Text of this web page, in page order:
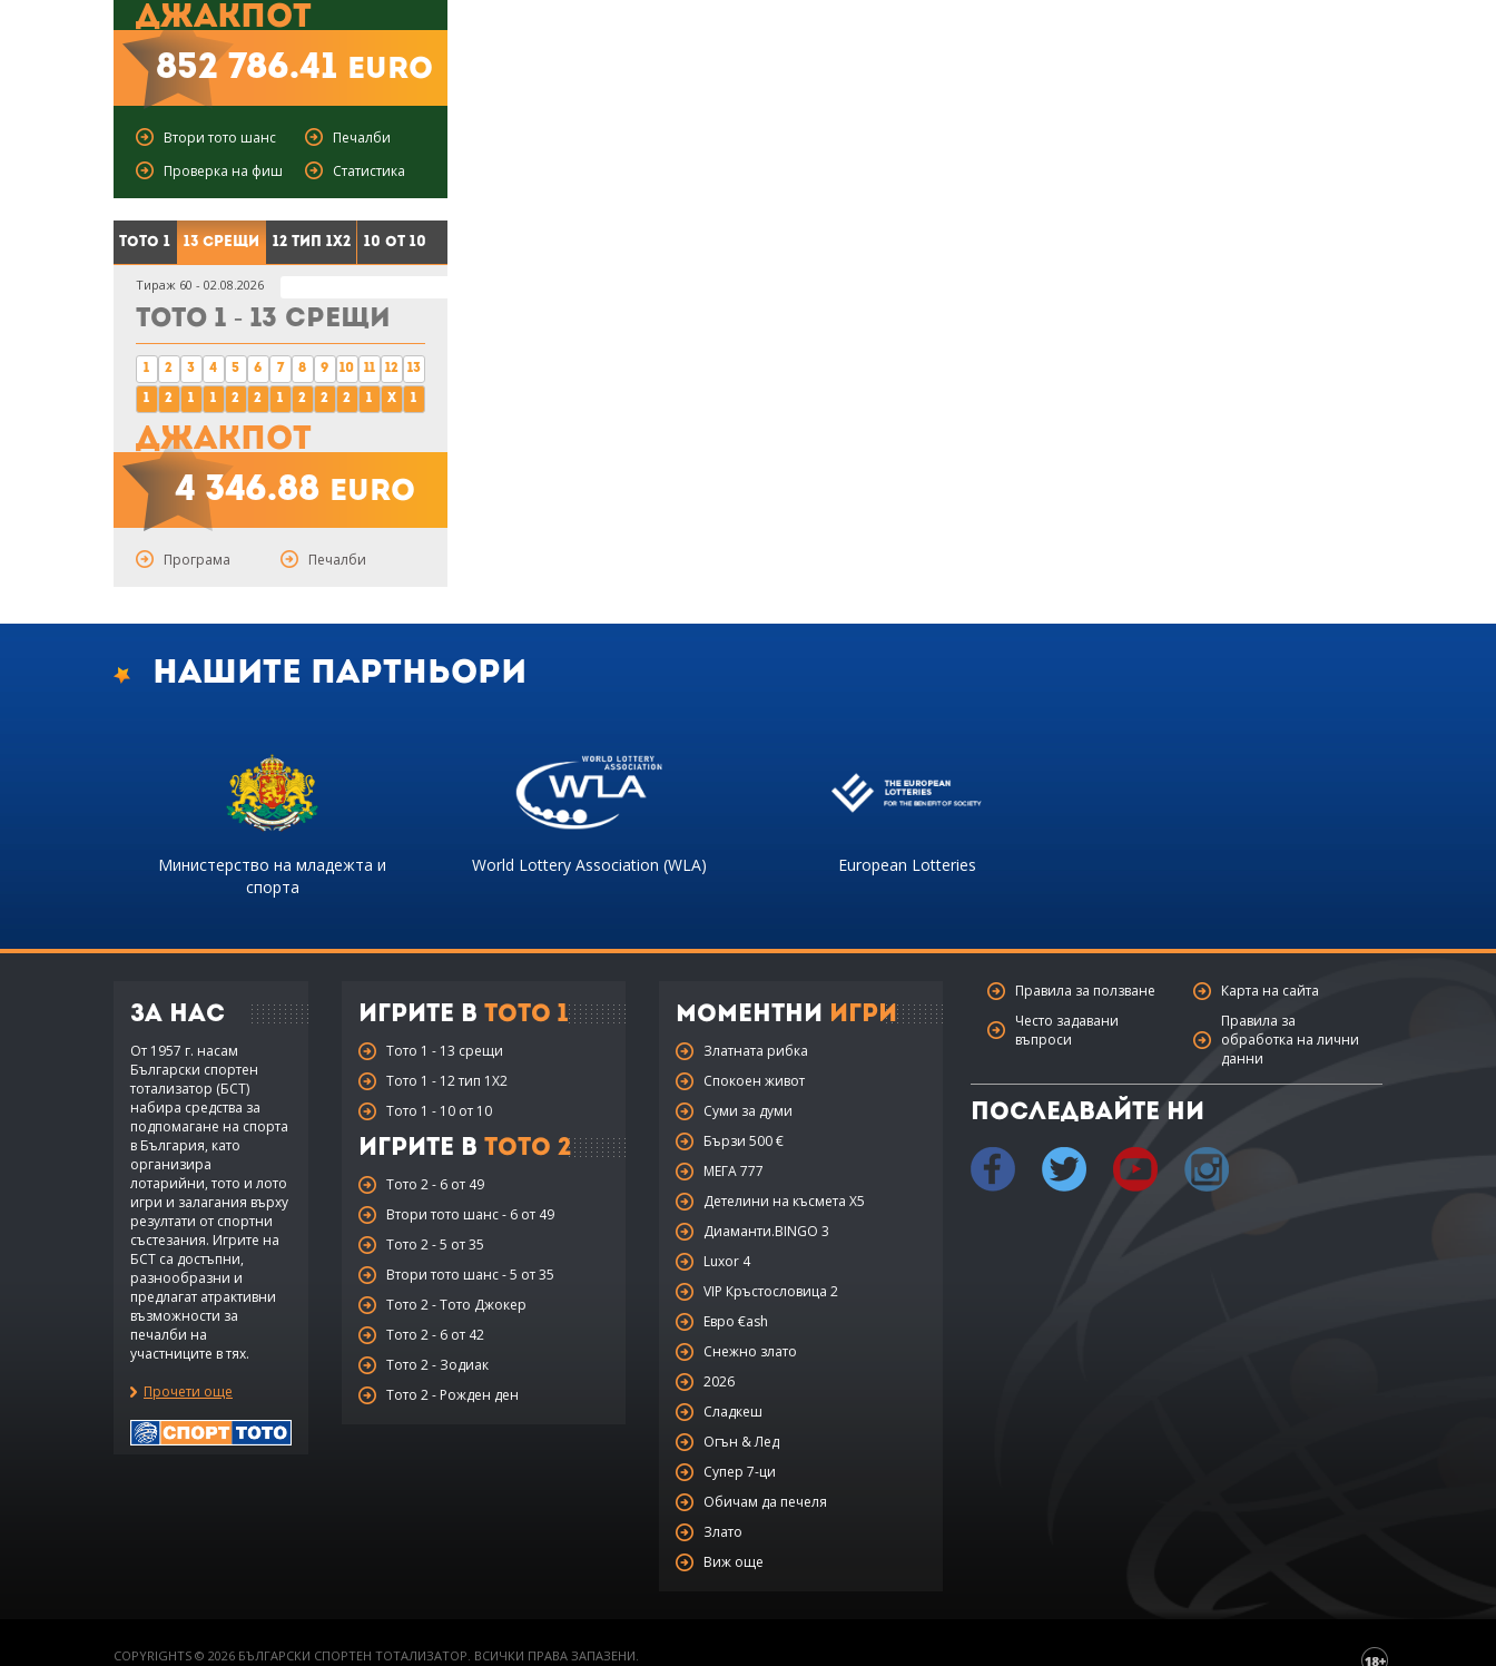
Джакпот
852 786.41 euro
Втори тото шанс
Печалби
Проверка на фиш
Статистика
Тото 1 13 срещи 12 тип 1X2 10 от 10
Тираж 60 - 02.08.2026
Тото 1 - 13 срещи
1
1
2
2
3
1
4
1
5
2
6
2
7
1
8
2
9
2
10
2
11
1
12
x
13
1
Джакпот
4 346.88 euro
Програма Печалби
Нашите партньори
Министерство на младежта и
спорта
World Lottery Association (WLA) European Lotteries
За нас
От 1957 г. насам
Български спортен
тотализатор (БСТ)
набира средства за
подпомагане на спорта
в България, като
организира
лотарийни, тото и лото
игри и залагания върху
резултати от спортни
състезания. Игрите на
БСТ са достъпни,
разнообразни и
предлагат атрактивни
възможности за
печалби на
участниците в тях.
Прочети още
Игрите в Тото 1
Тото 1 - 13 срещи
Тото 1 - 12 тип 1X2
Тото 1 - 10 от 10
Игрите в Тото 2
Тото 2 - 6 от 49
Втори тото шанс - 6 от 49
Тото 2 - 5 от 35
Втори тото шанс - 5 от 35
Тото 2 - Тото Джокер
Тото 2 - 6 от 42
Тото 2 - Зодиак
Тото 2 - Рожден ден
Моментни Игри
Златната рибка
Спокоен живот
Суми за думи
Бързи 500 €
МЕГА 777
Детелини на късмета Х5
Диаманти.BINGO 3
Luxor 4
VIP Кръстословица 2
Евро €ash
Снежно злато
2026
Сладкеш
Огън & Лед
Супер 7-ци
Обичам да печеля
Злато
Виж още
Правила за ползване
Често задавани
въпроси
Карта на сайта
Правила за
обработка на лични
данни
Последвайте ни
COPYRIGHTS © 2026 БЪЛГАРСКИ СПОРТЕН ТОТАЛИЗАТОР. ВСИЧКИ ПРАВА ЗАПАЗЕНИ.